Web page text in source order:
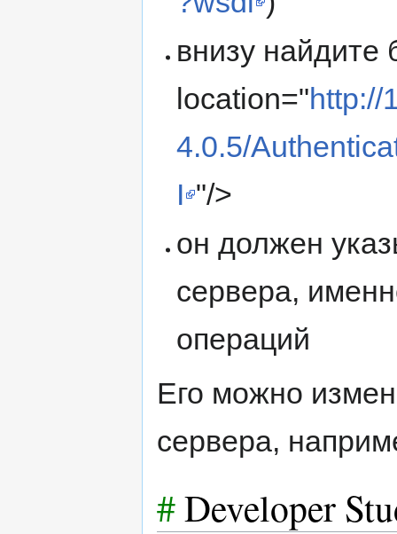
внизу найдите
location="http://
4.0.5/
I "/>
он должен
сервера,
операций
Его можно
сервера,
#Developer